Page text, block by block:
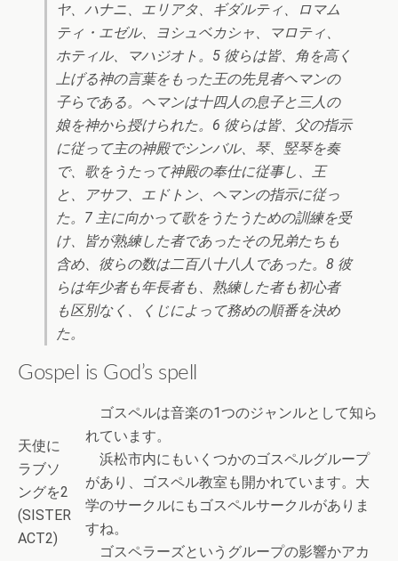
ヤ、ハナニ、エリアタ、ギダルティ、ロマム
ティ・エゼル、ヨシュベカシャ、マロティ、
ホティル、マハジオト。5 彼らは皆、角を高く
上げる神の言葉をもった王の先見者ヘマンの
子らである。ヘマンは十四人の息子と三人の
娘を神から授けられた。6 彼らは皆、父の指示
に従って主の神殿でシンバル、琴、竪琴を奏
で、歌をうたって神殿の奉仕に従事し、王
と、アサフ、エドトン、ヘマンの指示に従っ
た。7 主に向かって歌をうたうための訓練を受
け、皆が熟練した者であったその兄弟たちも
含め、彼らの数は二百八十八人であった。8 彼
らは年少者も年長者も、熟練した者も初心者
も区別なく、くじによって務めの順番を決め
た。
Gospel is God’s spell
天使に
ラブソ
ングを2
(SISTER
ACT2)
ゴスペルは音楽の1つのジャンルとして知ら
れています。
浜松市内にもいくつかのゴスペルグループ
があり、ゴスペル教室も開かれています。大
学のサークルにもゴスペルサークルがありま
すね。
ゴスペラーズというグループの影響かアカ